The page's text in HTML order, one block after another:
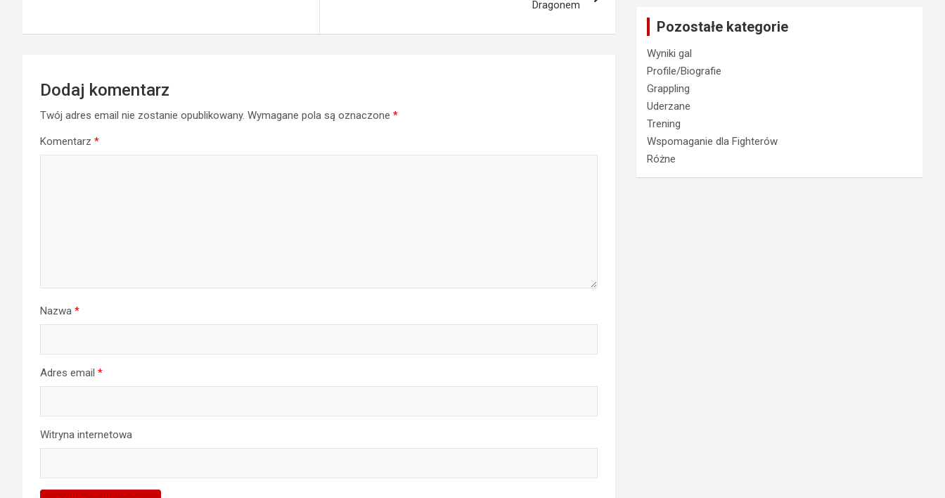
Dragonem
Dodaj komentarz
Twój adres email nie zostanie opublikowany. Wymagane pola są oznaczone *
Komentarz *
Nazwa *
Adres email *
Witryna internetowa
Pozostałe kategorie
Wyniki gal
Profile/Biografie
Grappling
Uderzane
Trening
Wspomaganie dla Fighterów
Różne